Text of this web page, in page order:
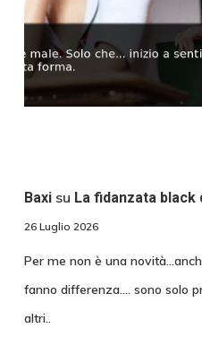
Baxisu La fidanzata black
26 Luglio 2026
Per me non è una
fanno differenza.... sono solo
altri..